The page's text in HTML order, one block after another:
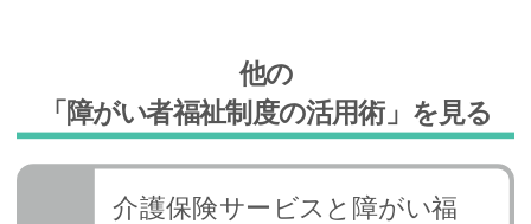
他の
「障がい者福祉制度の活用術」を見る
介護保険サービスと障がい福